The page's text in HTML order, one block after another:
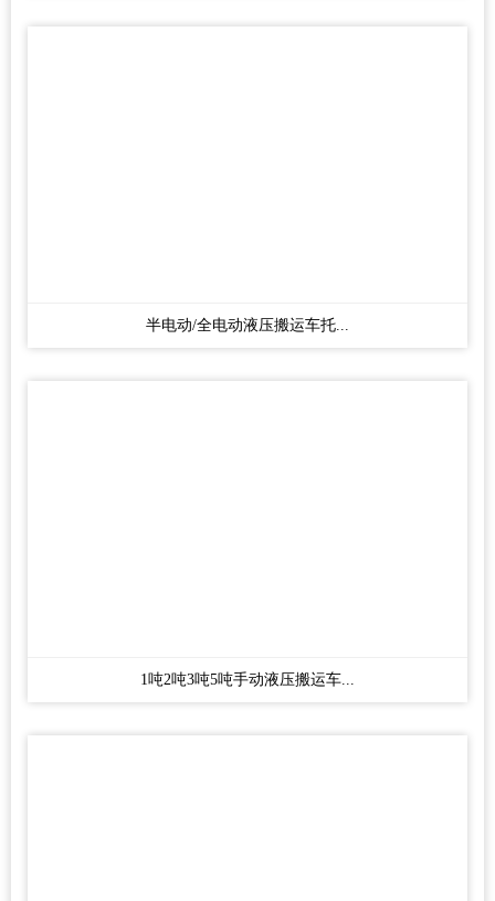
半电动/全电动液压搬运车托...
1吨2吨3吨5吨手动液压搬运车...